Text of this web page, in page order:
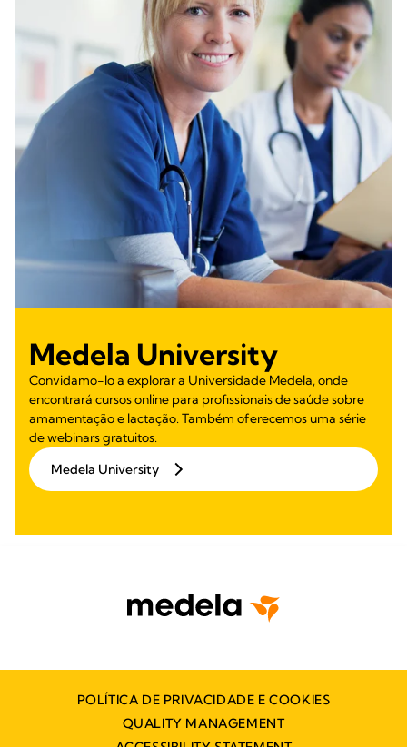
Medela University
Convidamo-lo a explorar a Universidade Medela, onde
encontrará cursos online para profissionais de saúde sobre
amamentação e lactação. Também oferecemos uma série
de webinars gratuitos.
Medela University
POLÍTICA DE PRIVACIDADE E COOKIES
QUALITY MANAGEMENT